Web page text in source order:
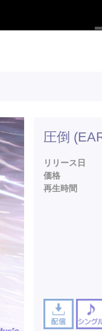
圧倒
リリース日
価格
再生時間